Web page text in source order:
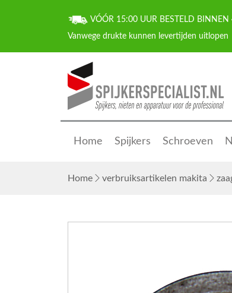
VÓÓR 15:00 UUR BESTELD
Home Spijkers Schroeven
Home verbruiksartikelen makita